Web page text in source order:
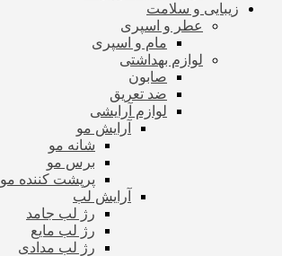
زیبایی و سلامت
عطر و اسپری
مام و اسپری
لوازم بهداشتی
صابون
ضد تعریق
لوازم آرایشی
آرایش مو
شانه مو
برس مو
پرپشت کننده مو
آرایش لب
رژ لب جامد
رژ لب مایع
رژ لب مدادی